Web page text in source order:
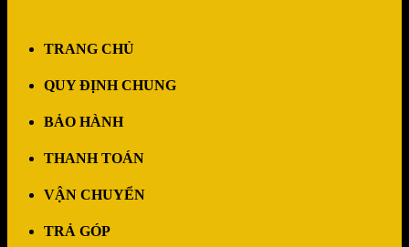
TRANG CHỦ
QUY ĐỊNH CHUNG
BẢO HÀNH
THANH TOÁN
VẬN CHUYỂN
TRẢ GÓP